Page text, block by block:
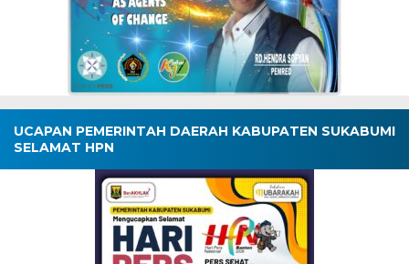
UCAPAN PEMERINTAH DAERAH KABUPATEN SUKABUMI
SELAMAT HPN